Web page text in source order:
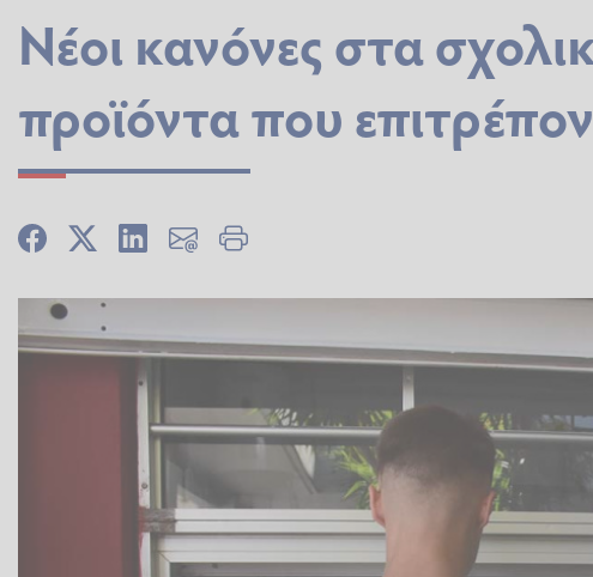
Νέοι κανόνες στα
προϊόντα που